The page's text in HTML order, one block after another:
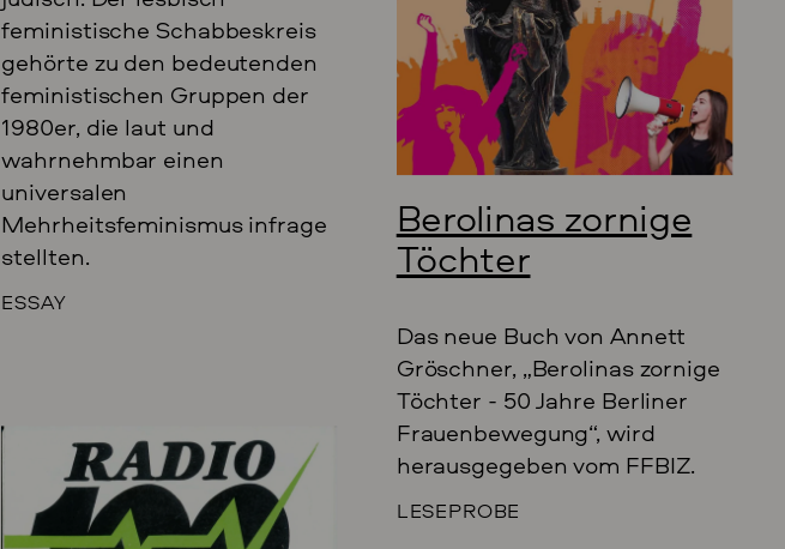
ESSAY
feministische Schabbeskreis
gehörte zu den bedeutenden
feministischen Gruppen der
1980er, die laut und
wahrnehmbar einen
universalen
Mehrheitsfeminismus infrage
stellten.
Berolinas zornige
Töchter
LESEPROBE
Das neue Buch von Annett
Gröschner, „Berolinas zornige
Töchter - 50 Jahre Berliner
Frauenbewegung“, wird
herausgegeben vom FFBIZ.